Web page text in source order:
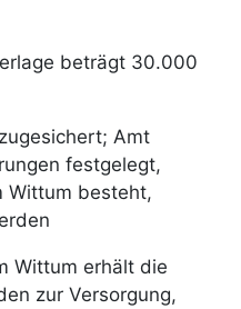
beträgt 30.000
Amt
festgelegt,
Wittum besteht,
Wittum erhält die
zur Versorgung,